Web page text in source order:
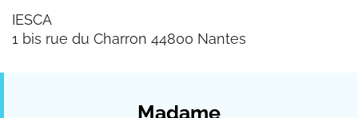
IESCA
1 bis rue du Charron 44800 Nantes
Madame